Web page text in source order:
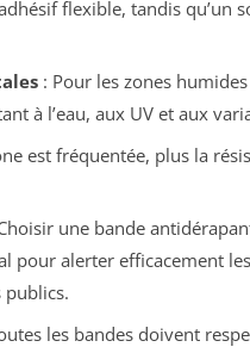
flexible, tandis qu’un
: Pour les zones
à l’eau, aux UV et aux
est fréquentée, plus la
une bande
pour alerter efficacement
publics.
les bandes doivent